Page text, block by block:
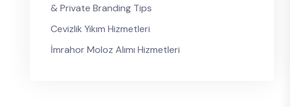
& Private Branding Tips
Cevizlik Yıkım Hizmetleri
İmrahor Moloz Alımı Hizmetleri